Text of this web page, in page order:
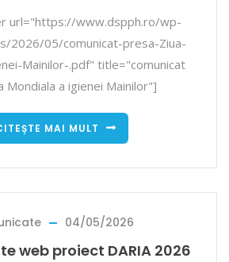
url="https://www.dspph.ro/wp-
2026/05/comunicat-presa-Ziua-
Mainilor-.pdf" title="comunicat
Mondiala a igienei Mainilor"]
MAI MULT
04/05/2026
web proiect DARIA 2026